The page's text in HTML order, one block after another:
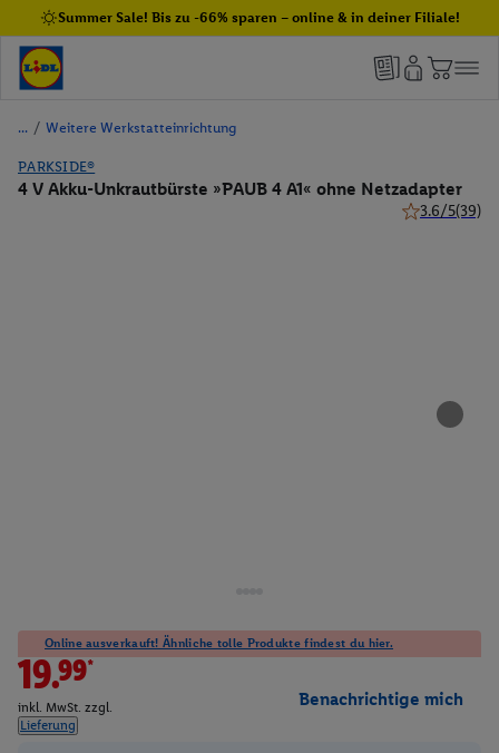
Summer Sale! Bis zu -66% sparen – online & in deiner Filiale!
/ Weitere Werkstatteinrichtung
PARKSIDE®
4 V Akku-Unkrautbürste »PAUB 4 A1« ohne Netzadapter
3.6/5(39)
Online ausverkauft! Ähnliche tolle Produkte findest du hier.
19.99*
inkl. MwSt. zzgl.
Lieferung
Benachrichtige mich